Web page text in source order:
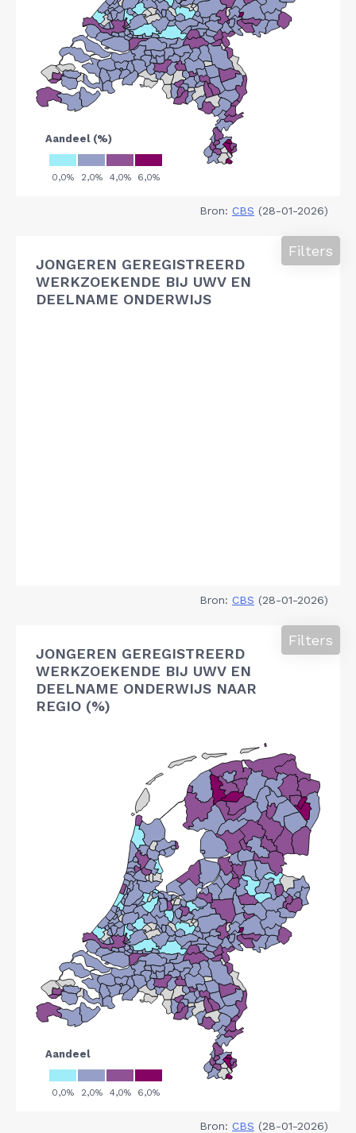
Bron: CBS (28-01-2026)
JONGEREN GEREGISTREERD
WERKZOEKENDE BIJ UWV EN
DEELNAME ONDERWIJS
Filters
Bron: CBS (28-01-2026)
JONGEREN GEREGISTREERD
WERKZOEKENDE BIJ UWV EN
DEELNAME ONDERWIJS NAAR
REGIO (%)
Filters
Bron: CBS (28-01-2026)